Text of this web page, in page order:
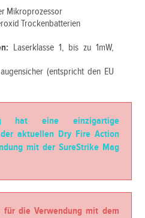
Mikroprozessor
Trockenbatterien
Laserklasse 1, bis zu 1mW,
(entspricht den EU
hat eine einzigartige
aktuellen Dry Fire Action
mit der SureStrike Mag
die Verwendung mit dem